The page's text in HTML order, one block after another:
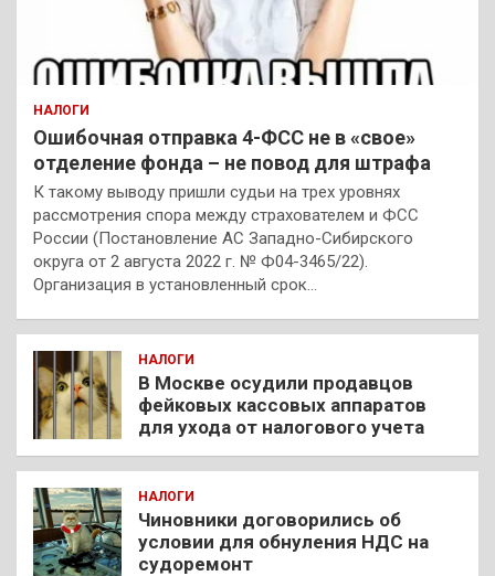
НАЛОГИ
Ошибочная отправка 4-ФСС не в «свое»
отделение фонда – не повод для штрафа
К такому выводу пришли судьи на трех уровнях
рассмотрения спора между страхователем и ФСС
России (Постановление АС Западно-Сибирского
округа от 2 августа 2022 г. № Ф04-3465/22).
Организация в установленный срок…
НАЛОГИ
В Москве осудили продавцов
фейковых кассовых аппаратов
для ухода от налогового учета
НАЛОГИ
Чиновники договорились об
условии для обнуления НДС на
судоремонт